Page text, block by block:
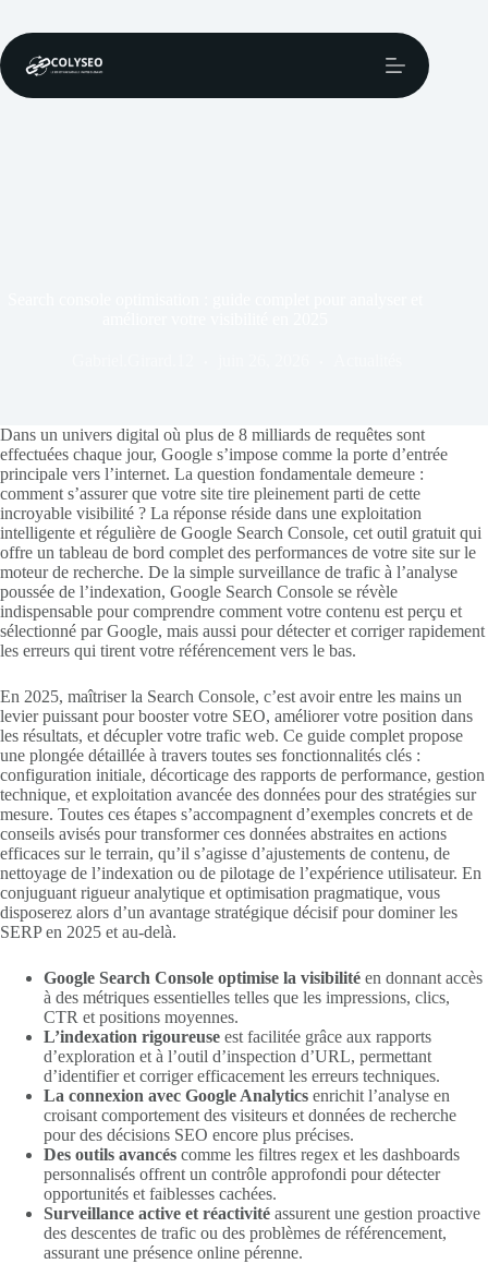
contenu
Dans un univers digital où plus de 8 milliards de requêtes sont
effectuées chaque jour, Google s’impose comme la porte d’entrée
principale vers l’internet. La question fondamentale demeure :
comment s’assurer que votre site tire pleinement parti de cette
incroyable visibilité ? La réponse réside dans une exploitation
intelligente et régulière de Google Search Console, cet outil gratuit qui
offre un tableau de bord complet des performances de votre site sur le
moteur de recherche. De la simple surveillance de trafic à l’analyse
poussée de l’indexation, Google Search Console se révèle
indispensable pour comprendre comment votre contenu est perçu et
sélectionné par Google, mais aussi pour détecter et corriger rapidement
les erreurs qui tirent votre référencement vers le bas.
En 2025, maîtriser la Search Console, c’est avoir entre les mains un
levier puissant pour booster votre SEO, améliorer votre position dans
les résultats, et décupler votre trafic web. Ce guide complet propose
une plongée détaillée à travers toutes ses fonctionnalités clés :
configuration initiale, décorticage des rapports de performance, gestion
technique, et exploitation avancée des données pour des stratégies sur
mesure. Toutes ces étapes s’accompagnent d’exemples concrets et de
conseils avisés pour transformer ces données abstraites en actions
efficaces sur le terrain, qu’il s’agisse d’ajustements de contenu, de
nettoyage de l’indexation ou de pilotage de l’expérience utilisateur. En
conjuguant rigueur analytique et optimisation pragmatique, vous
disposerez alors d’un avantage stratégique décisif pour dominer les
SERP en 2025 et au-delà.
Google Search Console optimise la visibilité en donnant accès
à des métriques essentielles telles que les impressions, clics,
CTR et positions moyennes.
L’indexation rigoureuse est facilitée grâce aux rapports
d’exploration et à l’outil d’inspection d’URL, permettant
d’identifier et corriger efficacement les erreurs techniques.
La connexion avec Google Analytics enrichit l’analyse en
croisant comportement des visiteurs et données de recherche
pour des décisions SEO encore plus précises.
Des outils avancés comme les filtres regex et les dashboards
personnalisés offrent un contrôle approfondi pour détecter
opportunités et faiblesses cachées.
Surveillance active et réactivité assurent une gestion proactive
des descentes de trafic ou des problèmes de référencement,
assurant une présence online pérenne.